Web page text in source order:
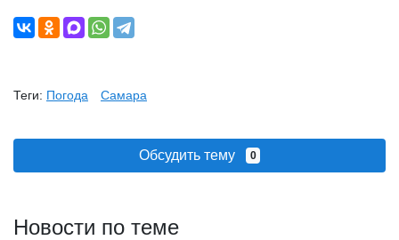
Теги: Погода Самара
Обсудить тему 0
Новости по теме